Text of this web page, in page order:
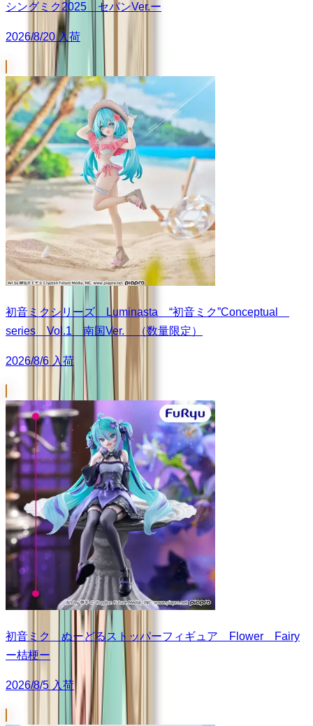
シングミク2025 セパンVer.ー
2026/8/20 入荷
初音ミクシリーズ Luminasta “初音ミク”Conceptual
series Vol.1 南国Ver. （数量限定）
2026/8/6 入荷
初音ミク ぬーどるストッパーフィギュア Flower Fairy
ー桔梗ー
2026/8/5 入荷